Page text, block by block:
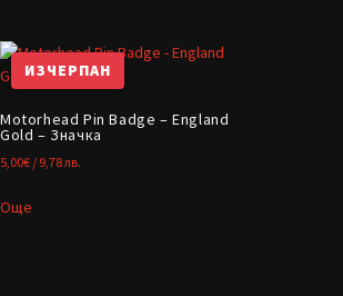
ИЗЧЕРПАН
Motorhead Pin Badge – England
Gold – Значка
5,00€ / 9,78 лв.
Още